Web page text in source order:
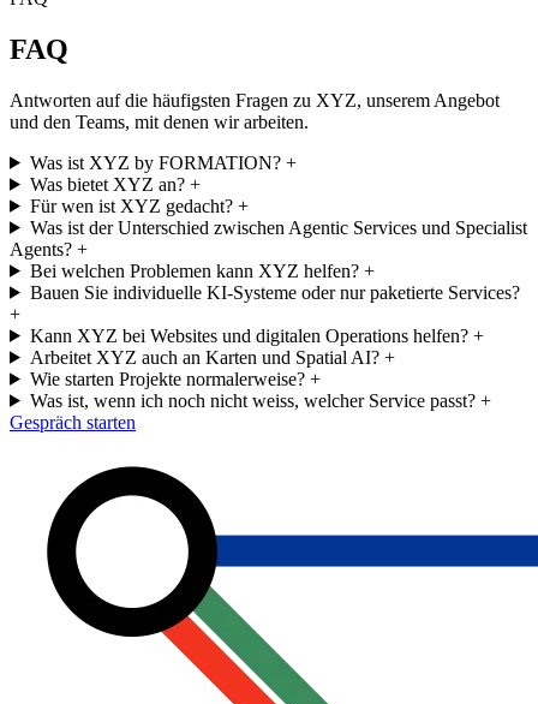
FAQ
Antworten auf die häufigsten Fragen zu XYZ, unserem Angebot
und den Teams, mit denen wir arbeiten.
Was ist XYZ by FORMATION? +
Was bietet XYZ an? +
Für wen ist XYZ gedacht? +
Was ist der Unterschied zwischen Agentic Services und Specialist
Agents? +
Bei welchen Problemen kann XYZ helfen? +
Bauen Sie individuelle KI-Systeme oder nur paketierte Services?
+
Kann XYZ bei Websites und digitalen Operations helfen? +
Arbeitet XYZ auch an Karten und Spatial AI? +
Wie starten Projekte normalerweise? +
Was ist, wenn ich noch nicht weiss, welcher Service passt? +
Gespräch starten